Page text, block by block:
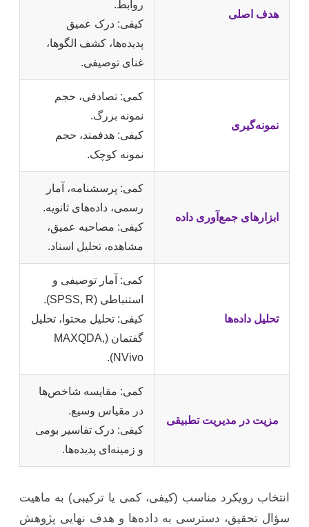
هدف اصلی
روابط.
کیفی: درک عمیق
پدیده‌ها، کشف الگوها،
غنای توصیفی.
نمونه‌گیری
کمی: تصادفی، حجم
نمونه بزرگ.
کیفی: هدفمند، حجم
نمونه کوچک.
ابزارهای جمع‌آوری داده
کمی: پرسشنامه، آمار
رسمی، داده‌های ثانویه.
کیفی: مصاحبه عمیق،
مشاهده، تحلیل اسناد.
تحلیل داده‌ها
کمی: آمار توصیفی و
استنباطی (SPSS, R).
کیفی: تحلیل محتوا، تحلیل
گفتمان (MAXQDA,
NVivo).
مزیت در مدیریت تطبیقی
کمی: مقایسه شاخص‌ها
در مقیاس وسیع.
کیفی: درک تفاسیر بومی
و زمینه‌ای پدیده‌ها.
انتخاب رویکرد مناسب (کیفی، کمی یا ترکیبی) به ماهیت
سؤال تحقیق، دسترسی به داده‌ها و هدف نهایی پژوهش